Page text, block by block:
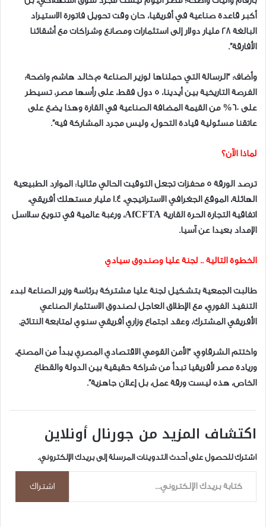
أكبر قاعدة صناعية في أفريقيا، حان وقت تحويل فاتورة الاستيراد
البالغة 28 مليار دولار إلى استثمارات ومصانع وشراكات مع أشقائنا
الأفارقة”.
وأضاف: “الرسالة التي حملناها لوزير الصناعة م.خالد هاشم واضحة:
الفرصة التاريخية بين أيدينا، 5 دول فقط، على رأسها مصر، تسيطر
على 60% من القيمة المضافة الصناعية في القارة وهذا يضع على
عاتقنا مسئولية قيادة التحول، وليس مجرد المشاركة فيه”.
لماذا الآن؟
ترصد الورقة 5 محفزات تجعل التوقيت الحالي مثاليا: الموارد الطبيعية
الهائلة، الموقع الجغرافي الاستراتيجي، 1.4 مليار مستهلك أفريقي،
اتفاقية التجارة الحرة القارية AfCFTA، ورغبة عالمية في تنويع سلاسل
الإمداد بعيدا عن آسيا.
الخطوة التالية .. لجنة عليا وصندوق سيادي
طالبت الجمعية بتشكيل لجنة عليا مشتركة برئاسة وزير الصناعة لبدء
التنفيذ الفوري، مع الإطلاق العاجل لصندوق الاستثمار الصناعي
الأفريقي المشترك، وعقد اجتماع وزاري أفريقي سنوي لمتابعة النتائج.
واختتم الشرقاوي: “الأمن القومي الاقتصادي المصري يبدأ من المصنع،
وريادة مصر لأفريقيا تبدأ من شراكة حقيقية بين الدولة والقطاع
الخاص، هذه ليست ورقة عمل، بل إعلان جاهزية”.
اكتشاف المزيد من جورنال أونلاين
اشترك للحصول على أحدث التدوينات المرسلة إلى بريدك الإلكتروني.
كتابة بريدك الإلكتروني...
اشتراك